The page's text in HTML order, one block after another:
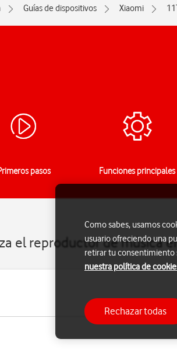
Guías de dispositivos Xiaomi
pasos Funciones principales
el reproductor de música
Puedes utilizar el
Como sabes, usamos
usuario ofreciendo una
retirar tu consentimiento
nuestra política de
Rechazar todas